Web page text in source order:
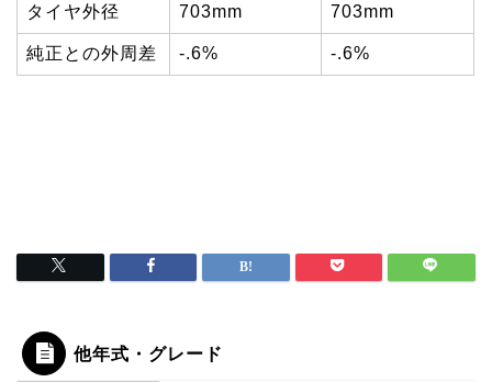
タイヤ外径 703mm 703mm
純正との外周差 -.6% -.6%
他年式・グレード